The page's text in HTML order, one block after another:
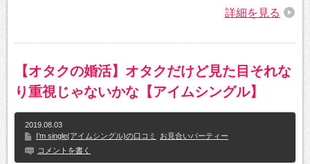
詳細を見る
【オタクの婚活】オタクだけど見た目それな
り重視じゃないかな【アイムシングル】
2019.08.03
I’m single(アイムシングル)の口コミ
お見合いパーティー
コメントを書く